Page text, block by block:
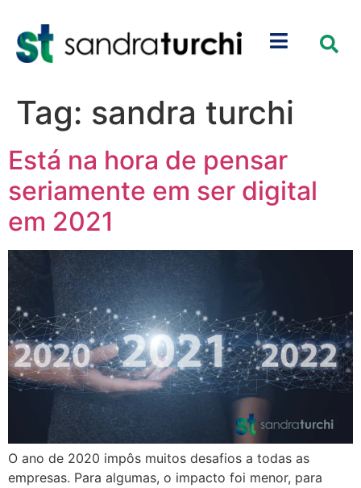
Tag: sandra turchi
Está na hora de pensar
seriamente em ser digital
em 2021
O ano de 2020 impôs muitos desafios a todas as
empresas. Para algumas, o impacto foi menor, para